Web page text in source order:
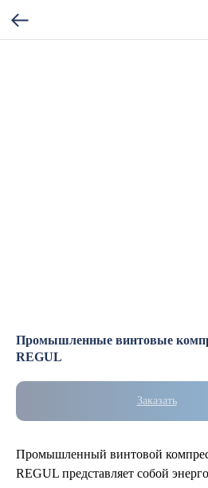
Промышленные винтовые
REGUL
Заказать
Промышленный винтовой
REGUL представляет собой